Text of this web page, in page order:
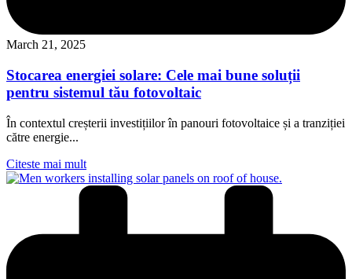
March 21, 2025
Stocarea energiei solare: Cele mai bune soluții
pentru sistemul tău fotovoltaic
În contextul creșterii investițiilor în panouri fotovoltaice și a tranziției
către energie...
Citeste mai mult